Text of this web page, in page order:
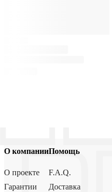
О компании
О проекте
Гарантии
Помощь
F.A.Q.
Доставка